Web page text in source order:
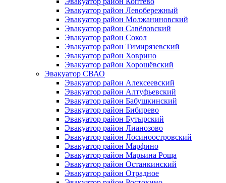
Эвакуатор район Левобережный
Эвакуатор район Молжаниновский
Эвакуатор район Савёловский
Эвакуатор район Сокол
Эвакуатор район Тимирязевский
Эвакуатор район Ховрино
Эвакуатор район Хорошёвский
Эвакуатор СВАО
Эвакуатор район Алексеевский
Эвакуатор район Алтуфьевский
Эвакуатор район Бабушкинский
Эвакуатор район Бибирево
Эвакуатор район Бутырский
Эвакуатор район Лианозово
Эвакуатор район Лосиноостровский
Эвакуатор район Марфино
Эвакуатор район Марьина Роща
Эвакуатор район Останкинский
Эвакуатор район Отрадное